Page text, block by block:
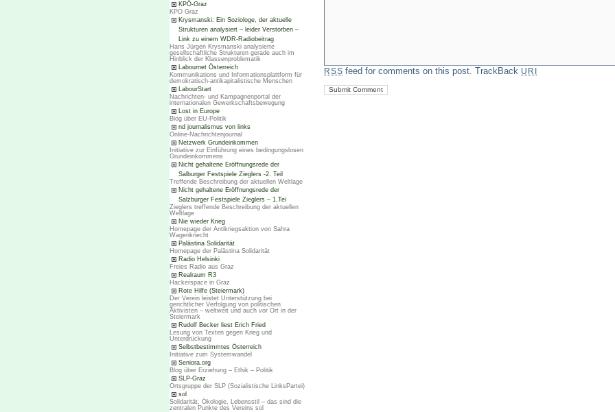
KPÖ-Graz
KPÖ Graz
Krysmanski: Ein Soziologe, der aktuelle
Strukturen analysiert – leider Verstorben –
Link zu einem WDR-Radiobeitrag
Hans Jürgen Krysmanski analysierte
gesellschaftliche Strukturen gerade auch im
Hinblick der Klassenproblematik
Labournet Österreich
Kommunikations und Informationsplattform für
demokratisch-antikapitalistische Menschen
LabourStart
Nachrichten- und Kampagnenportal der
internationalen Gewerkschaftsbewegung
Lost in Europe
Blog über EU-Politik
nd journalismus von links
Online-Nachrichtenjournal
Netzwerk Grundeinkommen
Initiative zur Einführung eines bedingungslosen
Grundeinkommens
Nicht gehaltene Eröffnungsrede der
Salburger Festspiele Zieglers -2. Teil
Treffende Beschreibung der aktuellen Weltlage
Nicht gehaltene Eröffnungsrede der
Salzburger Festspiele Zieglers – 1.Tei
Zieglers treffende Beschreibung der aktuellen
Weltlage
Nie wieder Krieg
Homepage der Antikriegsaktion von Sahra
Wagenknecht
Palästina Solidarität
Homepage der Palästina Solidarität
Radio Helsinki
Freies Radio aus Graz
Realraum R3
Hackerspace in Graz
Rote Hilfe (Steiermark)
Der Verein leistet Unterstützung bei
gerichtlicher Verfolgung von politischen
Aktivisten – weltweit und auch vor Ort in der
Steiermark
Rudolf Becker liest Erich Fried
Lesung von Texten gegen Krieg und
Unterdrückung
Selbstbestimmtes Österreich
Initiative zum Systemwandel
Seniora.org
Blog über Erziehung – Ethik – Politik
SLP-Graz
Ortsgruppe der SLP (Sozialistische LinksPartei)
sol
Solidarität, Ökologie, Lebensstil – das sind die
zentralen Punkte des Vereins sol
RSS feed for comments on this post. TrackBack URI